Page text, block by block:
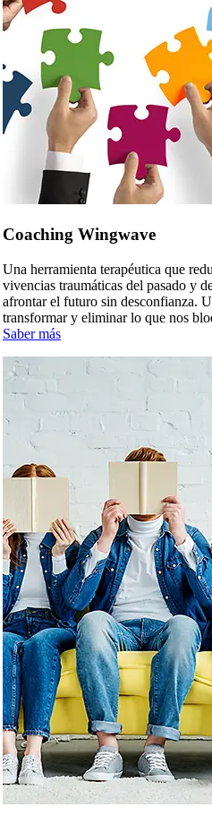
Coaching Wingwave
Una herramienta terapéutica que
vivencias traumáticas del pasado y
afrontar el futuro sin desconfianza.
transformar y eliminar lo que nos
Saber más